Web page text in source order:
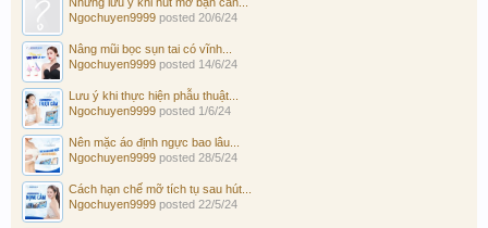
Những lưu ý khi hút mỡ bạn cần...
Ngochuyen9999 posted 20/6/24
Nâng mũi bọc sụn tai có vĩnh...
Ngochuyen9999 posted 14/6/24
Lưu ý khi thực hiện phẫu thuật...
Ngochuyen9999 posted 1/6/24
Nên mặc áo định ngực bao lâu...
Ngochuyen9999 posted 28/5/24
Cách hạn chế mỡ tích tụ sau hút...
Ngochuyen9999 posted 22/5/24